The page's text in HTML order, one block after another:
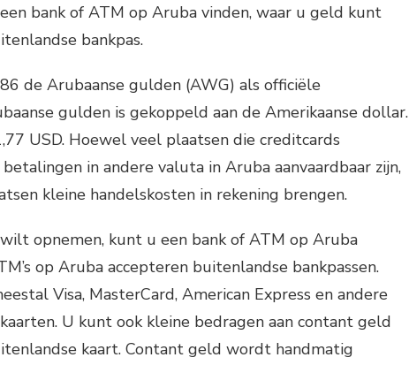
bank of ATM op Aruba vinden, waar u geld kunt
bankpas.
de Arubaanse gulden (AWG) als officiële
gulden is gekoppeld aan de Amerikaanse dollar.
USD. Hoewel veel plaatsen die creditcards
in andere valuta in Aruba aanvaardbaar zijn,
kleine handelskosten in rekening brengen.
opnemen, kunt u een bank of ATM op Aruba
op Aruba accepteren buitenlandse bankpassen.
Visa, MasterCard, American Express en andere
U kunt ook kleine bedragen aan contant geld
kaart. Contant geld wordt handmatig